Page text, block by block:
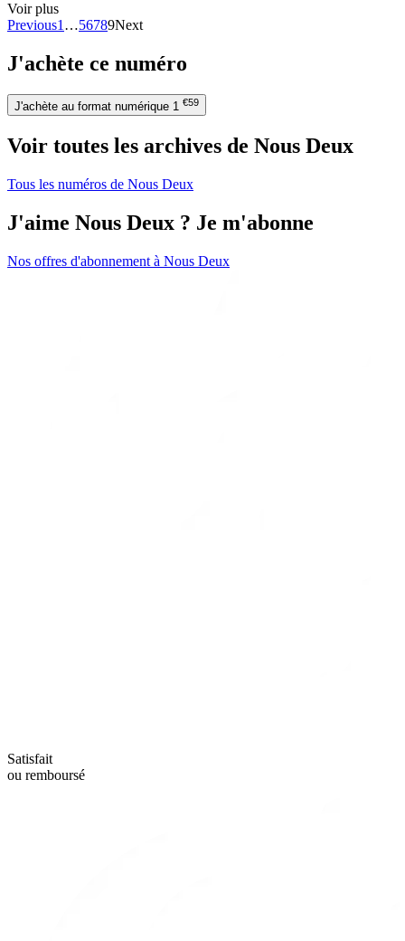
Voir plus
Previous1…56789Next
J'achète ce numéro
J'achète au format numérique 1 €59
Voir toutes les archives de Nous Deux
Tous les numéros de Nous Deux
J'aime Nous Deux ? Je m'abonne
Nos offres d'abonnement à Nous Deux
Satisfait
ou remboursé